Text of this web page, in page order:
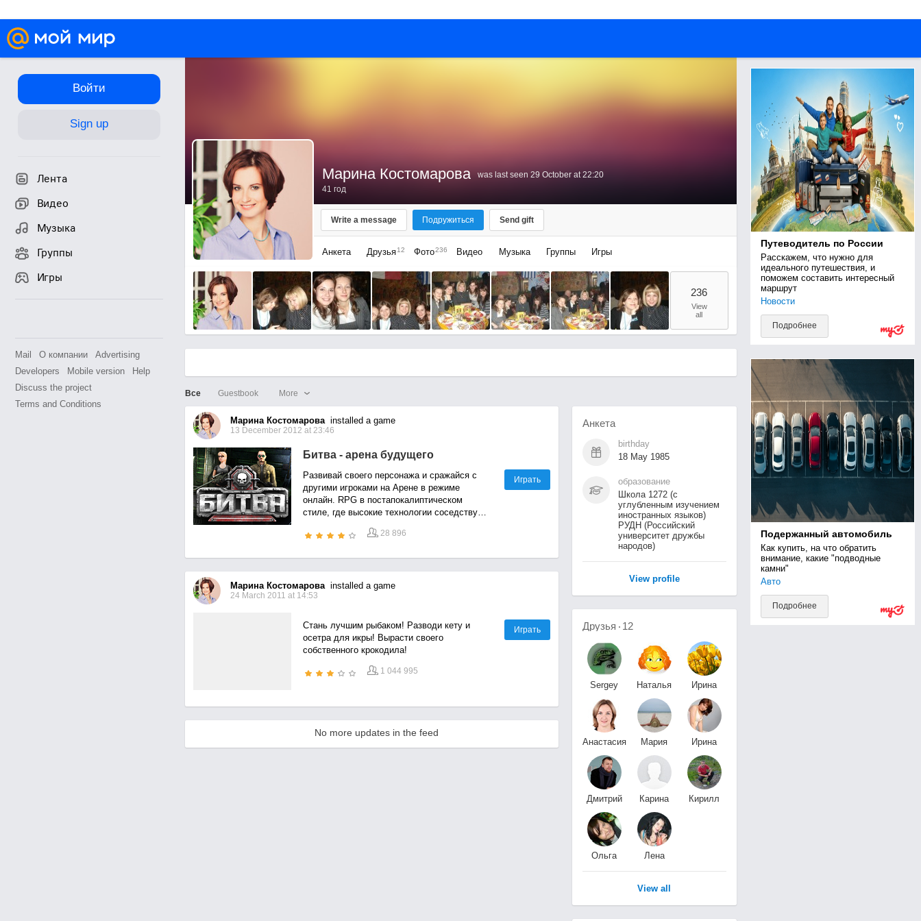
Войти
Sign up
Лента
Видео
Музыка
Группы
Игры
Mail О компании
Advertising
Developers
Mobile version
Help
Discuss the project
Terms and Conditions
Марина Костомарова
was last seen 29 October at 22:20
41 год
Write a message Подружиться Send gift
Анкета Друзья 12 Фото236 Видео Музыка Группы Игры
236
View
all
Все Guestbook More
Марина Костомароваinstalled a game
13 December 2012 at 23:46
Битва - арена будущего
Развивай своего персонажа и сражайся с
другими игроками на Арене в режиме
онлайн. RPG в постапокалиптическом
стиле, где высокие технологии соседствуют
28 896
Играть
Марина Костомароваinstalled a game
24 March 2011 at 14:53
Стань лучшим рыбаком! Разводи кету и
осетра для икры! Вырасти своего
собственного крокодила!
1 044 995
Играть
No more updates in the feed
Анкета
birthday
18 May 1985
образование
Школа 1272 (с
углубленным изучением
иностранных языков)
РУДН (Российский
университет дружбы
народов)
View profile
Путеводитель по России
Расскажем, что нужно для
идеального путешествия, и
поможем составить интересный
маршрут
Новости
Подробнее
Подержанный автомобиль
Как купить, на что обратить
внимание, какие "подводные
камни"
Авто
Подробнее
Друзья 12
Sergey
Наталья
Ирина
Анастасия
Мария
Ирина
Дмитрий
Карина
Кирилл
Ольга
Лена
View all